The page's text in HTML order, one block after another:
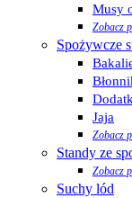
Musy
Zobacz
Spożywcze
Jaja
Zobacz
Standy ze
Zobacz
Suchy lód